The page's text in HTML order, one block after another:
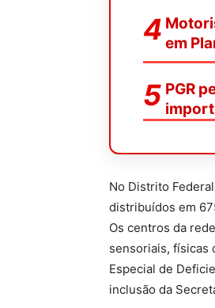
em
PGR
No Distrito
distribuídos em
Os centros da
sensoriais, físicas
Especial de
inclusão da